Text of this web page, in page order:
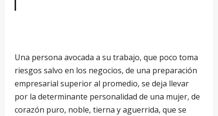
Una persona avocada a su trabajo, que poco toma
riesgos salvo en los negocios, de una preparación
empresarial superior al promedio, se deja llevar
por la determinante personalidad de una mujer, de
corazón puro, noble, tierna y aguerrida, que se